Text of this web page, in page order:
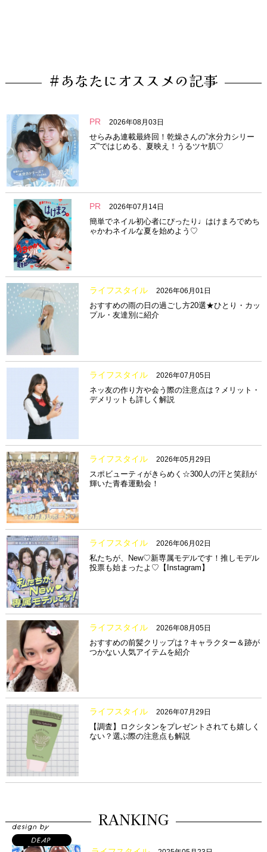
#あなたにオススメの記事
PR 2026年08月03日
せらみあ連載最終回！乾燥さんの”水分力シリー
ズ”ではじめる、夏映え！うるツヤ肌♡
PR 2026年07月14日
簡単でネイル初心者にぴったり♩はけまろでめち
ゃかわネイルな夏を始めよう♡
ライフスタイル 2026年06月01日
おすすめの雨の日の過ごし方20選★ひとり・カッ
プル・友達別に紹介
ライフスタイル 2026年07月05日
ネッ友の作り方や会う際の注意点は？メリット・
デメリットも詳しく解説
ライフスタイル 2026年05月29日
スポビューティがきらめく☆300人の汗と笑顔が
輝いた青春運動会！
ライフスタイル 2026年06月02日
私たちが、New♡新専属モデルです！推しモデル
投票も始まったよ♡【Instagram】
ライフスタイル 2026年08月05日
おすすめの前髪クリップは？キャラクター＆跡が
つかない人気アイテムを紹介
ライフスタイル 2026年07月29日
【調査】ロクシタンをプレゼントされても嬉しく
ない？選ぶ際の注意点も解説
RANKING